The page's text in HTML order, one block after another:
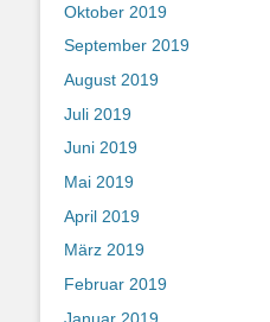
Oktober 2019
September 2019
August 2019
Juli 2019
Juni 2019
Mai 2019
April 2019
März 2019
Februar 2019
Januar 2019